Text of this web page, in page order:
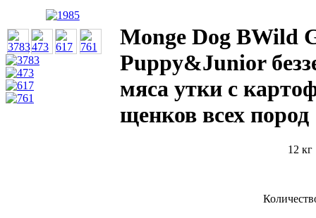
Monge Dog BWild
Puppy&Junior
мяса утки с
щенков всех пород
12 кг